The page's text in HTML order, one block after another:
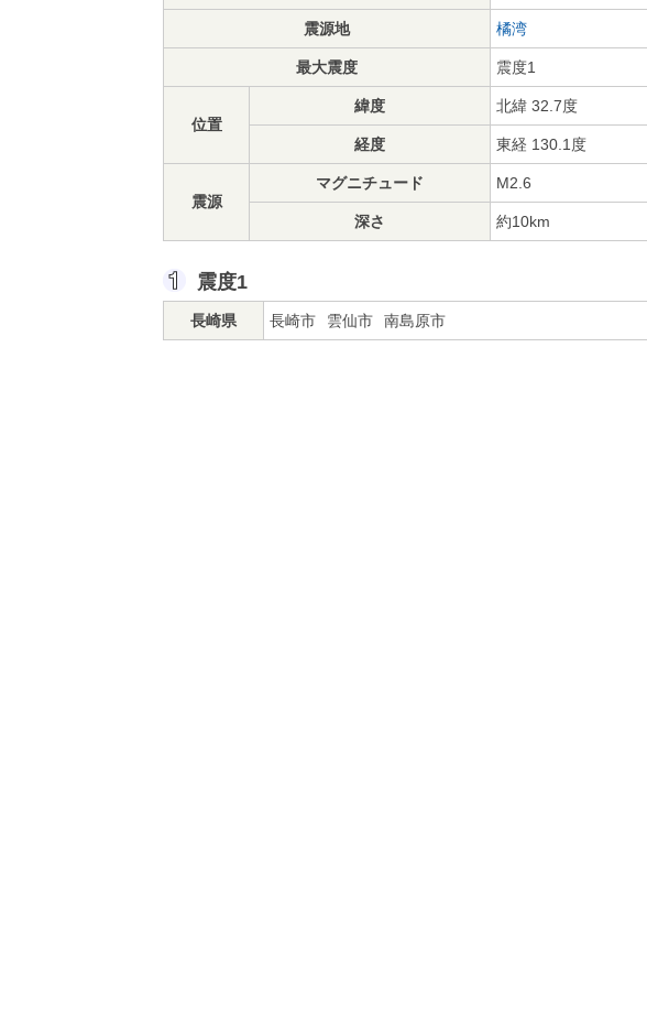
震源地 橘湾
最大震度 震度1
位置
緯度 北緯 32.7度
経度 東経 130.1度
震源
マグニチュード M2.6
深さ 約10km
震度1
長崎県 長崎市 雲仙市 南島原市